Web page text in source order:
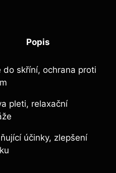
Popis
do skříní, ochrana proti
pleti, relaxační
účinky, zlepšení